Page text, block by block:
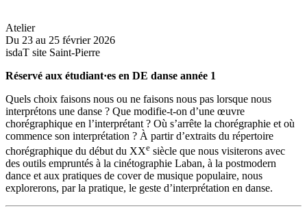
Atelier
Du 23 au 25 février 2026
isdaT site Saint-Pierre
Réservé aux étudiant·es en DE danse année 1
Quels choix faisons nous ou ne faisons nous pas lorsque nous
interprétons une danse ? Que modifie-t-on d’une œuvre
chorégraphique en l’interprétant ? Où s’arrête la chorégraphie et où
commence son interprétation ? À partir d’extraits du répertoire
chorégraphique du début du XXe siècle que nous visiterons avec
des outils empruntés à la cinétographie Laban, à la postmodern
dance et aux pratiques de cover de musique populaire, nous
explorerons, par la pratique, le geste d’interprétation en danse.